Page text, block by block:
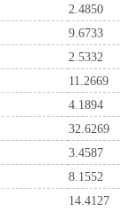
2.4850
9.6733
2.5332
11.2669
4.1894
32.6269
3.4587
8.1552
14.4127